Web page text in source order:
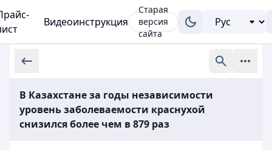
Видеоинструкция
Старая
версия
сайта
В Казахстане за годы независимости
уровень заболеваемости краснухой
снизился более чем в 879 раз